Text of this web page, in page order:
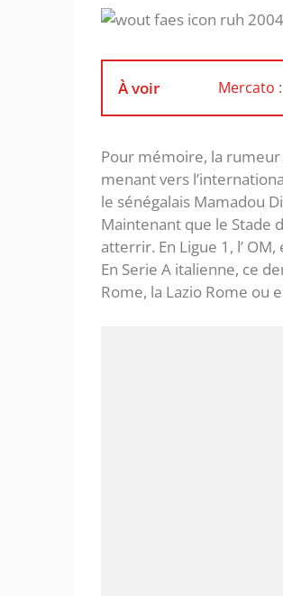
À voir Mercato
Pour mémoire, la rumeur
menant vers
le sénégalais Mamadou
Maintenant que le Stade
atterrir. En Ligue 1, l’
En Serie A italienne, ce
Rome, la Lazio Rome ou